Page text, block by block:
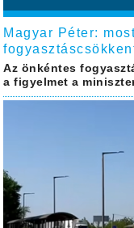
Magyar Péter:
Az önkéntes
a figyelmet a